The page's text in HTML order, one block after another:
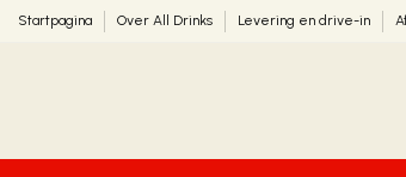
Startpagina Over All Drinks Levering en drive-in